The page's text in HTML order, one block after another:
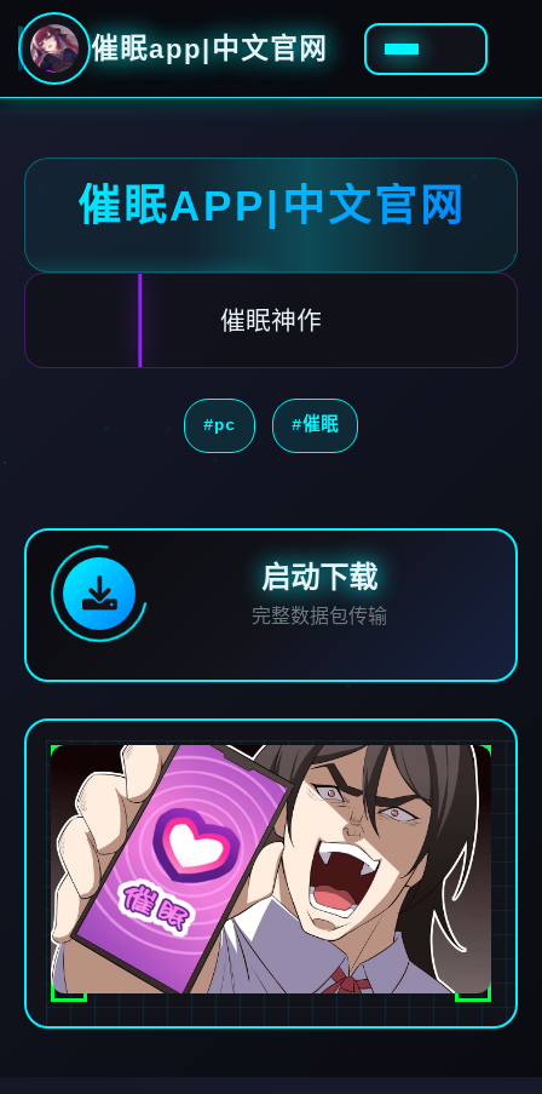
催眠app|中文官网
催眠APP|中文官网
催眠神作
#pc #催眠
启动下载
完整数据包传输